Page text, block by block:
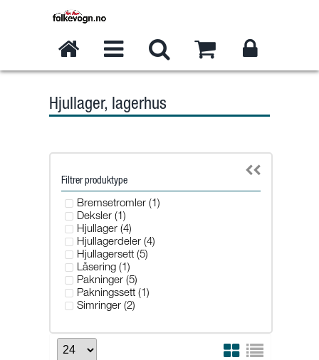
Hjullager, lagerhus
Filtrer produktype
Bremsetromler (1)
Deksler (1)
Hjullager (4)
Hjullagerdeler (4)
Hjullagersett (5)
Låsering (1)
Pakninger (5)
Pakningssett (1)
Simringer (2)